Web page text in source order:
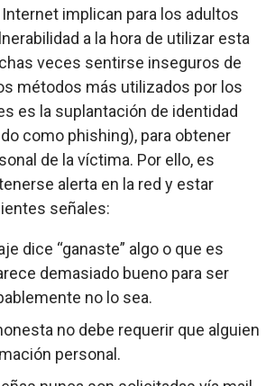
implican para los adultos
a la hora de utilizar esta
veces sentirse inseguros de
métodos más utilizados por los
es la suplantación de identidad
como phishing), para obtener
de la víctima. Por ello, es
alerta en la red y estar
señales:
dice “ganaste” algo o que es
demasiado bueno para ser
no lo sea.
no debe requerir que alguien
personal.